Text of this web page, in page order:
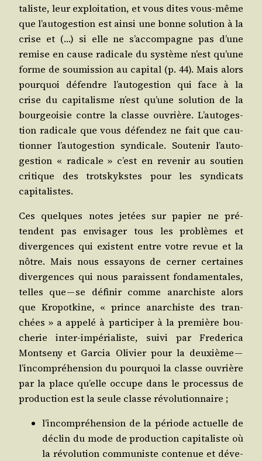
ta­liste, leur exploi­ta­tion, et vous dites vous-même
que l’au­to­ges­tion est ain­si une bonne solu­tion à la
crise et (…) si elle ne s’ac­com­pagne pas d’une
remise en cause radi­cale du sys­tème n’est qu’une
forme de sou­mis­sion au capi­tal (p. 44). Mais alors
pour­quoi défendre l’au­to­ges­tion qui face à la
crise du capi­ta­lisme n’est qu’une solu­tion de la
bour­geoi­sie contre la classe ouvrière. L’au­to­ges­
tion radi­cale que vous défen­dez ne fait que cau­
tion­ner l’au­to­ges­tion syn­di­cale. Sou­te­nir l’au­to­
ges­tion « radi­cale » c’est en reve­nir au sou­tien
cri­tique des trots­kykstes pour les syn­di­cats
capitalistes.
Ces quelques notes jetées sur papier ne pré­
tendent pas envi­sa­ger tous les pro­blèmes et
diver­gences qui existent entre votre revue et la
nôtre. Mais nous essayons de cer­ner cer­taines
diver­gences qui nous paraissent fon­da­men­tales,
telles que — se défi­nir comme anar­chiste alors
que Kro­pot­kine, « prince anar­chiste des tran­
chées » a appe­lé à par­ti­ci­per à la pre­mière bou­
che­rie inter-impé­ria­liste, sui­vi par Fre­de­ri­ca
Mont­se­ny et Gar­cia Oli­vier pour la deuxième —
l’in­com­pré­hen­sion du pour­quoi la classe ouvrière
par la place qu’elle occupe dans le pro­ces­sus de
pro­duc­tion est la seule classe révolutionnaire ;
l’in­com­pré­hen­sion de la période actuelle de
déclin du mode de pro­duc­tion capi­ta­liste où
la révo­lu­tion com­mu­niste conte­nue et déve­